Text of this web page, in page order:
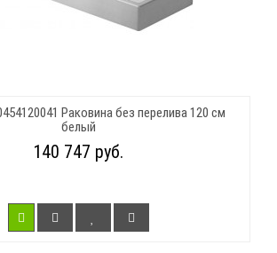
Раковина без перелива 120 см
белый
140 747 руб.